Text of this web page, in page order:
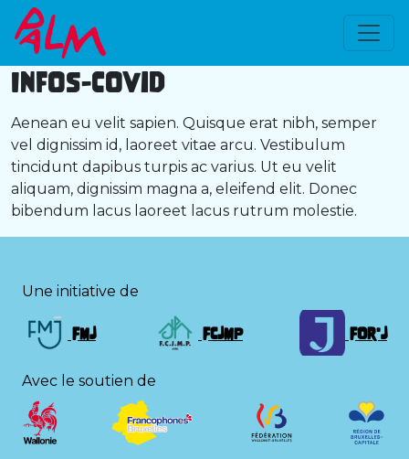
Infos-Covid
Aenean eu velit sapien. Quisque erat nibh, semper
vel dignissim id, laoreet vitae arcu. Vestibulum
tincidunt dapibus turpis ac varius. Ut eu velit
aliquam, dignissim magna a, eleifend elit. Donec
bibendum lacus laoreet lacus rutrum molestie.
Une initiative de
FMJ FCJMP FOr'J
Avec le soutien de